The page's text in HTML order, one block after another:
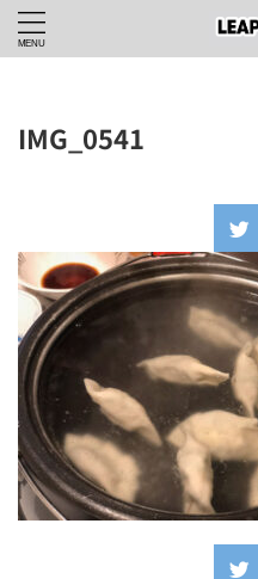
IMG_0541